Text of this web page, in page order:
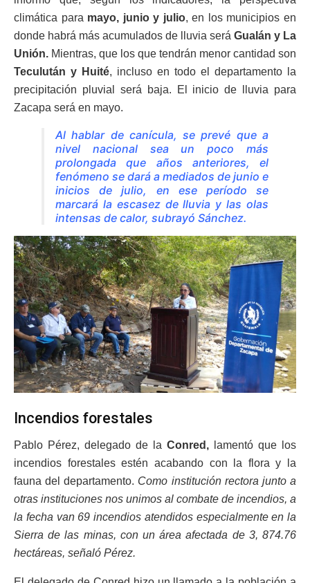
climática para mayo, junio y julio, en los municipios en
donde habrá más acumulados de lluvia será Gualán y La
Unión. Mientras, que los que tendrán menor cantidad son
Teculután y Huité, incluso en todo el departamento la
precipitación pluvial será baja. El inicio de lluvia para
Zacapa será en mayo.
Al hablar de canícula, se prevé que a
nivel nacional sea un poco más
prolongada que años anteriores, el
fenómeno se dará a mediados de junio e
inicios de julio, en ese período se
marcará la escasez de lluvia y las olas
intensas de calor, subrayó Sánchez.
Incendios forestales
Pablo Pérez, delegado de la Conred, lamentó que los
incendios forestales estén acabando con la flora y la
fauna del departamento. Como institución rectora junto a
otras instituciones nos unimos al combate de incendios, a
la fecha van 69 incendios atendidos especialmente en la
Sierra de las minas, con un área afectada de 3, 874.76
hectáreas, señaló Pérez.